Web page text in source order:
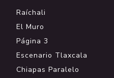
Raíchali
El Muro
Página 3
Escenario Tlaxcala
Chiapas Paralelo